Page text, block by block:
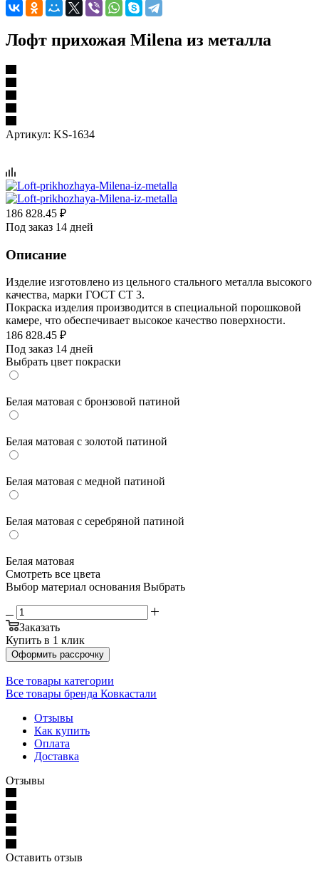
Лофт прихожая Milena из металла
Артикул: KS-1634
186 828.45 ₽
Под заказ 14 дней
Описание
Изделие изготовлено из цельного стального металла высокого
качества, марки ГОСТ СТ 3.
Покраска изделия производится в специальной порошковой
камере, что обеспечивает высокое качество поверхности.
186 828.45 ₽
Под заказ 14 дней
Выбрать цвет покраски
Белая матовая с бронзовой патиной
Белая матовая с золотой патиной
Белая матовая с медной патиной
Белая матовая с серебряной патиной
Белая матовая
Смотреть все цвета
Выбор материал основания Выбрать
Заказать
Купить в 1 клик
Оформить рассрочку
Все товары категории
Все товары бренда Ковкастали
Отзывы
Как купить
Оплата
Доставка
Отзывы
Оставить отзыв